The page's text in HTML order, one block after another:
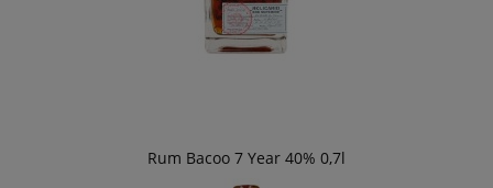
Rum Bacoo 7 Year 40% 0,7l